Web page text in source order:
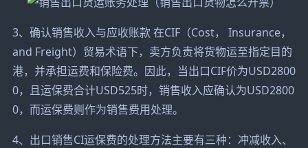
3、确认销售收入与应收账款 在CIF（Cost， Insurance，
and Freight）贸易术语下，卖方负责将货物运至指定目的
港，并承担运费和保险费。因此，当出口CIF价为USD2800
0，且运保费合计USD525时，销售收入应确认为USD2800
0，而运保费则作为销售费用处理。
4、出口销售CI运保费的处理方法主要有三种：冲减收入、